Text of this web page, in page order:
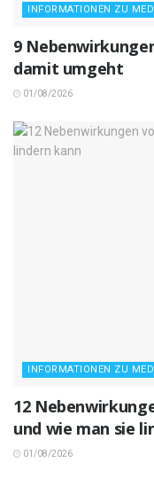
INFORMATIONEN ZU
9
damit umgeht
01/08/2026
INFORMATIONEN ZU
12
und wie man sie
01/08/2026